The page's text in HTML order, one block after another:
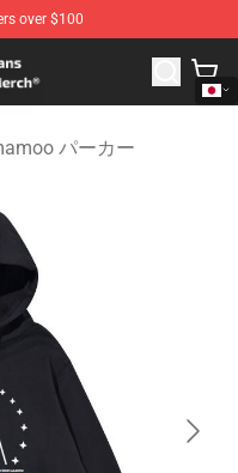
over $100
Merchandise Shop
パーカー